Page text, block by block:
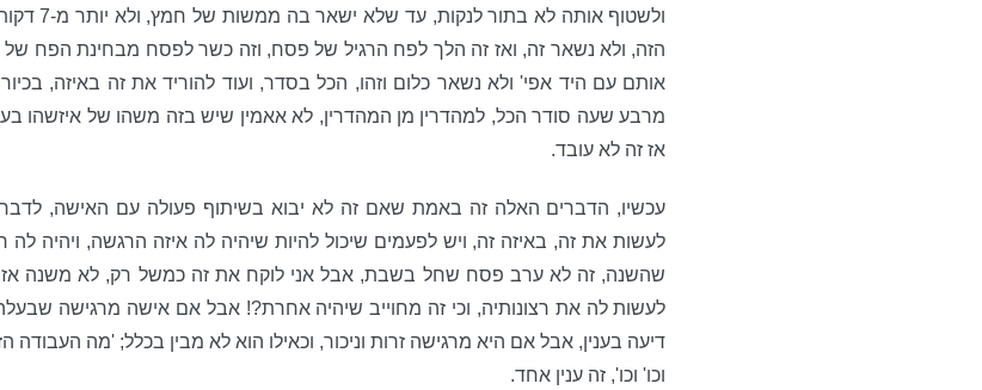
ולשטוף
הזה, ולא נשאר זה, ואז זה הלך לפח הרגיל של פסח, וזה כשר לפסח מבחינת הפח של
אותם עם היד אפי' ולא נשאר כלום וזהו, הכל בסדר, ועוד להוריד את זה באיזה,
מרבע שעה סודר הכל, למהדרין מן המהדרין, לא אאמין שיש בזה משהו של איזשהו
אז זה לא עובד.
עכשיו, הדברים האלה זה באמת שאם זה לא יבוא בשיתוף פעולה עם האישה, לדבר
לעשות את זה, באיזה זה, ויש לפעמים שיכול להיות שיהיה לה איזה הרגשה, ויהיה לה
שהשנה, זה לא ערב פסח שחל בשבת, אבל אני לוקח את זה כמשל רק, לא משנה
לעשות לה את רצונותיה, וכי זה מחוייב שיהיה אחרת?! אבל אם אישה מרגישה
דיעה בענין, אבל אם היא מרגישה זרות וניכור, וכאילו הוא לא מבין בכלל; 'מה
וכו' וכו', זה ענין אחד.